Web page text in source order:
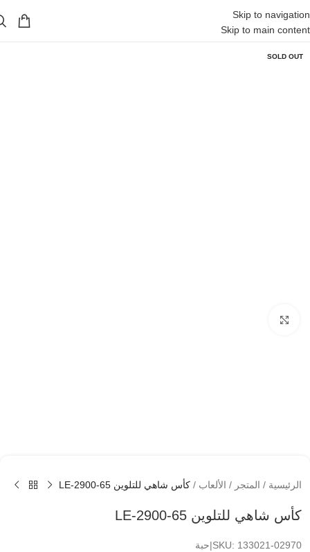
Skip to navigation
Skip to main content
SOLD OUT
الرئيسية / المتجر / الألعاب / كأس شاهي للتلوين LE-2900-65
كأس شاهي للتلوين LE-2900-65
SKU: 133021-02970|حبة